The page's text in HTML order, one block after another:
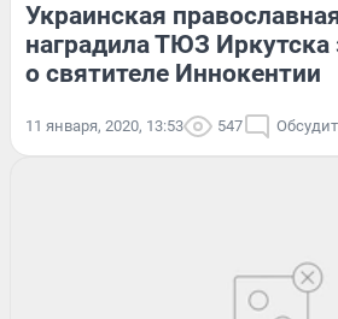
Украинская
наградила ТЮЗ Иркутска
о святителе Иннокентии
11 января, 2020, 13:53 547